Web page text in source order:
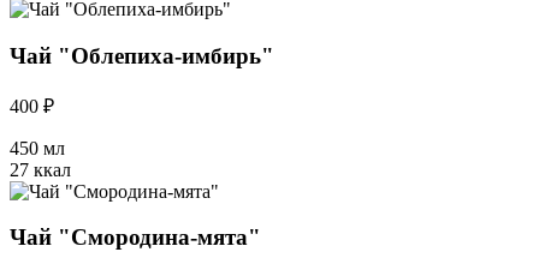
Чай "Облепиха-имбирь"
400 ₽
450 мл
27 ккал
Чай "Смородина-мята"